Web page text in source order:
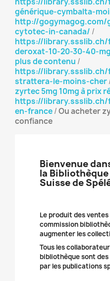
générique-cymbalta-
http://
cytotec-in-canada/ /
https://
deroxat-10-20-30-40-
plus de contenu /
https://
strattera-le-moins-cher
zyrtec 5mg 10mg à prix
https://
en-france/Ou acheter
confiance
Bienvenue
la
Suisse de
Le produit des
commission
augmenter les
Tous les
bibliothèque sont
par les publications